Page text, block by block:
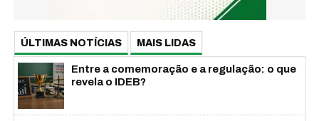
ÚLTIMAS NOTÍCIAS MAIS LIDAS
Entre a comemoração e a regulação: o que
revela o IDEB?